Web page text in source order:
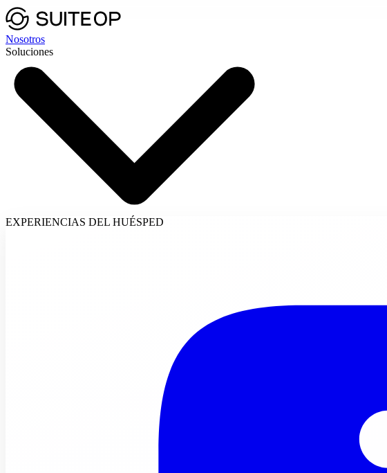
Nosotros
Soluciones
EXPERIENCIAS DEL HUÉSPED